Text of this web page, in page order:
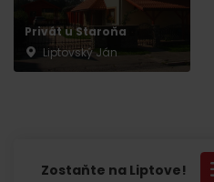
Privát u Staroňa
Liptovský Ján
Zostaňte na Liptove!